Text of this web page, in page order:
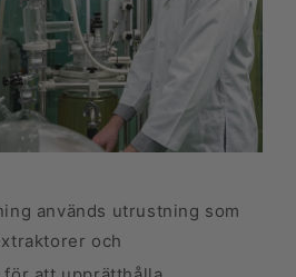
används utrustning som
och